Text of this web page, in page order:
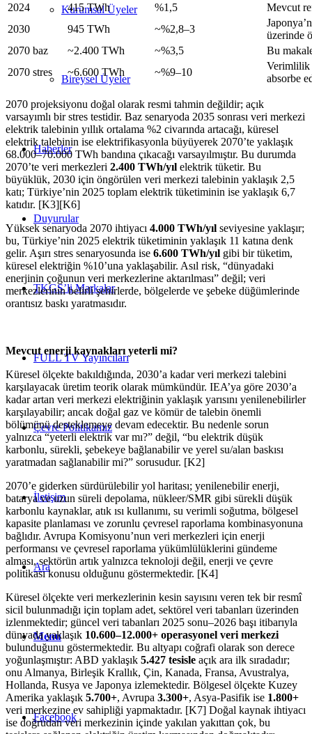
Kurumsal Üyeler
Bireysel Üyeler
Haberler
Duyurular
TKGS’li Markalar
FULL TV Yayıncıları
Çevre Politikamız
İletişim
Ara
Menu
Facebook
2024
415 TWh %1,5
Mevcut
2030
945 TWh ~%2,8–3
üzerinde
2070 baz
~2.400 TWh ~%3,5
Bu
2070 stres
~6.600 TWh ~%9–10
Verimlilik
absorbe
2070 projeksiyonu doğal olarak resmi tahmin değildir; açık
varsayımlı bir stres testidir. Baz senaryoda 2035 sonrası veri merkezi
elektrik talebinin yıllık ortalama %2 civarında artacağı, küresel
elektrik talebinin ise elektrifikasyonla büyüyerek 2070’te yaklaşık
68.000–70.000 TWh bandına çıkacağı varsayılmıştır. Bu durumda
2070’te veri merkezleri 2.400 TWh/yıl elektrik tüketir. Bu
büyüklük, 2030 için öngörülen veri merkezi talebinin yaklaşık 2,5
katı; Türkiye’nin 2025 toplam elektrik tüketiminin ise yaklaşık 6,7
katıdır. [K3][K6]
Yüksek senaryoda 2070 ihtiyacı 4.000 TWh/yıl seviyesine yaklaşır;
bu, Türkiye’nin 2025 elektrik tüketiminin yaklaşık 11 katına denk
gelir. Aşırı stres senaryosunda ise 6.600 TWh/yıl gibi bir tüketim,
küresel elektriğin %10’una yaklaşabilir. Asıl risk, “dünyadaki
enerjinin çoğunun veri merkezlerine aktarılması” değil; veri
merkezlerinin belirli şehirlerde, bölgelerde ve şebeke düğümlerinde
orantısız baskı yaratmasıdır.
Mevcut enerji kaynakları yeterli mi?
Küresel ölçekte bakıldığında, 2030’a kadar veri merkezi talebini
karşılayacak üretim teorik olarak mümkündür. IEA’ya göre 2030’a
kadar artan veri merkezi elektriğinin yaklaşık yarısını yenilenebilirler
karşılayabilir; ancak doğal gaz ve kömür de talebin önemli
bölümünü desteklemeye devam edecektir. Bu nedenle sorun
yalnızca “yeterli elektrik var mı?” değil, “bu elektrik düşük
karbonlu, sürekli, şebekeye bağlanabilir ve yerel su/alan baskısı
yaratmadan sağlanabilir mi?” sorusudur. [K2]
2070’e giderken sürdürülebilir yol haritası; yenilenebilir enerji,
batarya ve uzun süreli depolama, nükleer/SMR gibi sürekli düşük
karbonlu kaynaklar, atık ısı kullanımı, su verimli soğutma, bölgesel
kapasite planlaması ve zorunlu çevresel raporlama kombinasyonuna
bağlıdır. Avrupa Komisyonu’nun veri merkezleri için enerji
performansı ve çevresel raporlama yükümlülüklerini gündeme
alması, sektörün artık yalnızca teknoloji değil, enerji ve çevre
politikası konusu olduğunu göstermektedir. [K4]
Küresel ölçekte veri merkezlerinin kesin sayısını veren tek bir resmî
sicil bulunmadığı için toplam adet, sektörel veri tabanları üzerinden
izlenmektedir; güncel veri tabanları 2025 sonu–2026 başı itibarıyla
dünyada yaklaşık 10.600–12.000+ operasyonel veri merkezi
bulunduğunu göstermektedir. Bu altyapı coğrafi olarak son derece
yoğunlaşmıştır: ABD yaklaşık 5.427 tesisle açık ara ilk sıradadır;
onu Almanya, Birleşik Krallık, Çin, Kanada, Fransa, Avustralya,
Hollanda, Rusya ve Japonya izlemektedir. Bölgesel ölçekte Kuzey
Amerika yaklaşık 5.700+, Avrupa 3.300+, Asya-Pasifik ise 1.800+
veri merkezine ev sahipliği yapmaktadır. [K7] Doğal kaynak ihtiyacı
ise doğrudan veri merkezinin içinde yakılan yakıttan çok, bu